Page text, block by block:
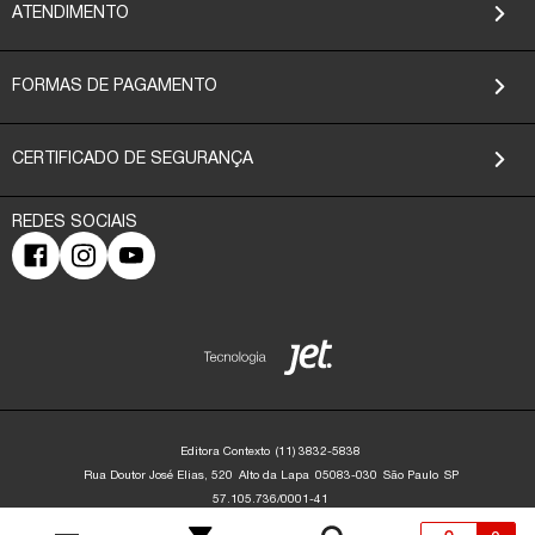
ATENDIMENTO
FORMAS DE PAGAMENTO
CERTIFICADO DE SEGURANÇA
Editora Contexto (11) 3832-5838
Rua Doutor José Elias, 520 Alto da Lapa 05083-030 São Paulo SP
57.105.736/0001-41
Lapa - São Paulo/SP - 05083-030 | contato@editoracontexto.com.br | +55 11